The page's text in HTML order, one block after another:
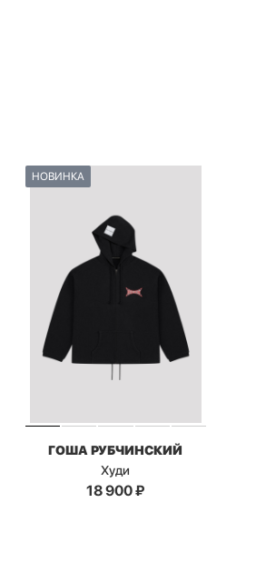
НОВИНКА
ГОША РУБЧИНСКИЙ
Худи
18 900₽